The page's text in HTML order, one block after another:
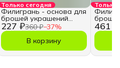
Только сегодня
227 ₽360 ₽−37%
Филигрань - основа для
брошей украшений
рукоделия
В корзину
Только
461 ₽